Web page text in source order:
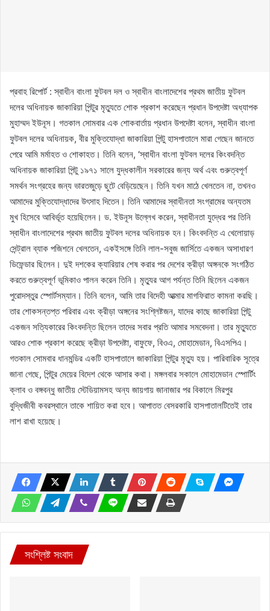
প্রবাহ রিপোর্ট : স্বাধীন বাংলা ফুটবল দল ও স্বাধীন বাংলাদেশের প্রথম জাতীয় ফুটবল
দলের অধিনায়ক জাকারিয়া পিন্টুর মৃত্যুতে শোক প্রকাশ করেছেন প্রধান উপদেষ্টা অধ্যাপক
মুহাম্মদ ইউনূস। গতকাল সোমবার এক শোকবার্তায় প্রধান উপদেষ্টা বলেন, স্বাধীন বাংলা
ফুটবল দলের অধিনায়ক, বীর মুক্তিযোদ্ধা জাকারিয়া পিন্টু হাসপাতালে মারা গেছেন জানতে
পেরে আমি মর্মাহত ও শোকাহত। তিনি বলেন, ‘স্বাধীন বাংলা ফুটবল দলের কিংবদন্তি
অধিনায়ক জাকারিয়া পিন্টু ১৯৭১ সালে যুদ্ধকালীন সরকারের জন্য অর্থ এবং গুরুত্বপূর্ণ
সমর্থন সংগ্রহের জন্য ভারতজুড়ে ছুটে বেড়িয়েছেন। তিনি যখন মাঠে খেলতেন না, তখনও
আমাদের মুক্তিযোদ্ধাদের উৎসাহ দিতেন। তিনি আমাদের স্বাধীনতা সংগ্রামের অন্যতম
মুখ হিসেবে আবির্ভূত হয়েছিলেন। ড. ইউনূস উল্লেখ করেন, স্বাধীনতা যুদ্ধের পর তিনি
স্বাধীন বাংলাদেশের প্রথম জাতীয় ফুটবল দলের অধিনায়ক হন। কিংবদন্তি এ খেলোয়াড়
সেন্ট্রাল ব্যাক পজিশনে খেলতেন, একইসঙ্গে তিনি লাল-সবুজ জার্সিতে একজন অসাধারণ
ডিফেন্ডার ছিলেন। দুই দশকের ক্যারিয়ার শেষ করার পর দেশের ক্রীড়া অঙ্গনকে সংগঠিত
করতে গুরুত্বপূর্ণ ভূমিকাও পালন করেন তিনি। মৃত্যুর আগ পর্যন্ত তিনি ছিলেন একজন
পুরোদস্তুর স্পোর্টসম্যান। তিনি বলেন, আমি তার বিদেহী আত্মার মাগফিরাত কামনা করছি।
তার শোকসন্তপ্ত পরিবার এবং ক্রীড়া অঙ্গনের সংশ্লিষ্টজন, যাদের কাছে জাকারিয়া পিন্টু
একজন সত্যিকারের কিংবদন্তি ছিলেন তাদের সবার প্রতি আমার সমবেদনা। তার মৃত্যুতে
আরও শোক প্রকাশ করেছে ক্রীড়া উপদেষ্টা, বাফুফে, বিওএ, মোহামেডান, বিএসপিএ।
গতকাল সোমবার ধানমন্ডির একটি হাসপাতালে জাকারিয়া পিন্টুর মৃত্যু হয়। পারিবারিক সূত্রে
জানা গেছে, পিন্টুর মেয়ের বিদেশ থেকে আসার কথা। মঙ্গলবার সকালে মোহামেডান স্পোর্টিং
ক্লাব ও বঙ্গবন্ধু জাতীয় স্টেডিয়ামসহ অন্য জায়গায় জানাজার পর বিকালে মিরপুর
বুদ্ধিজীবী কবরস্থানে তাকে শায়িত করা হবে। আপাতত বেসরকারি হাসপাতালটিতেই তার
লাশ রাখা হয়েছে।
সংশ্লিষ্ট সংবাদ